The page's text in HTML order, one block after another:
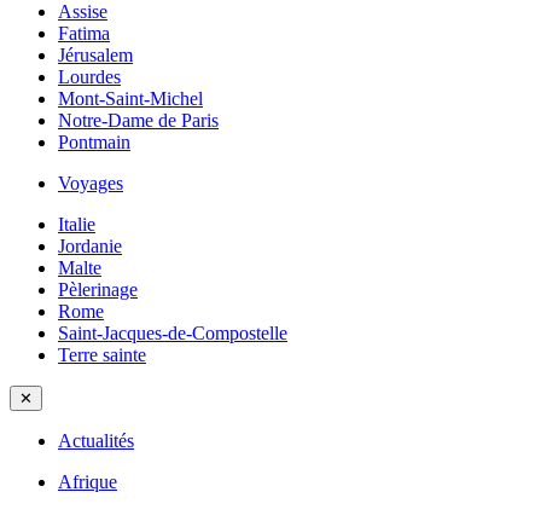
Assise
Fatima
Jérusalem
Lourdes
Mont-Saint-Michel
Notre-Dame de Paris
Pontmain
Voyages
Italie
Jordanie
Malte
Pèlerinage
Rome
Saint-Jacques-de-Compostelle
Terre sainte
✕
Actualités
Afrique